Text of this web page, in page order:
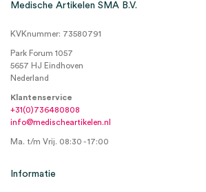
Medische Artikelen SMA B.V.
KVKnummer: 73580791
Park Forum 1057
5657 HJ Eindhoven
Nederland
Klantenservice
+31(0)736480808
info@medischeartikelen.nl
Ma. t/m Vrij. 08:30 - 17:00
Informatie